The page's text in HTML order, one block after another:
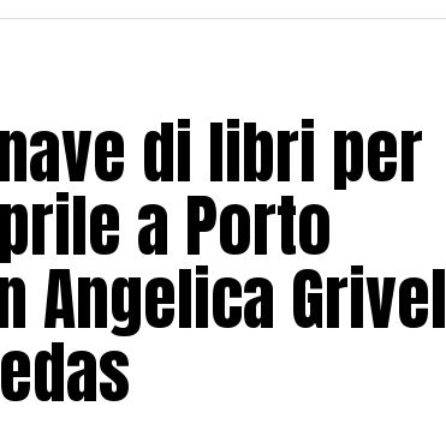
di libri per
a Porto
Angelica Grivel